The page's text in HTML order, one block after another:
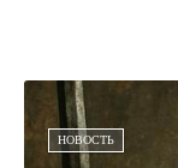
НОВОСТЬ